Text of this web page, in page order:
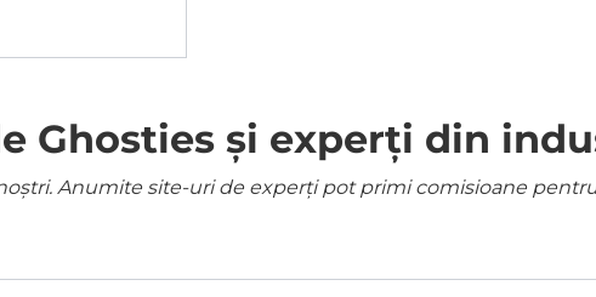
Ghosties și experți din
Anumite site-uri de experți pot primi comisioane